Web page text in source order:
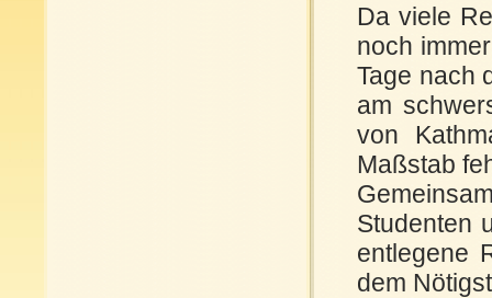
Da viele
noch
Tage nach
am
von
Maßstab
Studenten
entlegene
dem